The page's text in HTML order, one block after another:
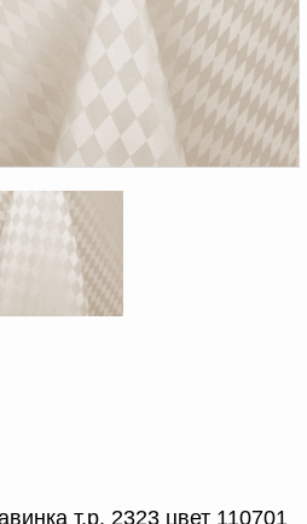
т.р. 2323 цвет 110701
Добавить